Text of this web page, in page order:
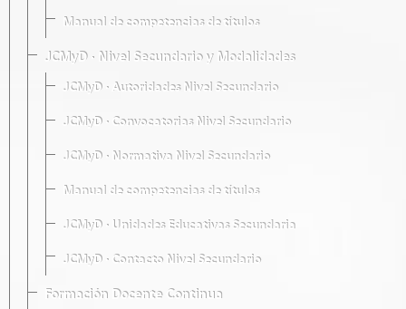
Manual de competencias de títulos
JCMyD · Nivel Secundario y Modalidades
JCMyD · Autoridades Nivel Secundario
JCMyD · Convocatorias Nivel Secundario
JCMyD · Normativa Nivel Secundario
Manual de competencias de títulos
JCMyD · Unidades Educativas Secundaria
JCMyD · Contacto Nivel Secundario
Formación Docente Continua